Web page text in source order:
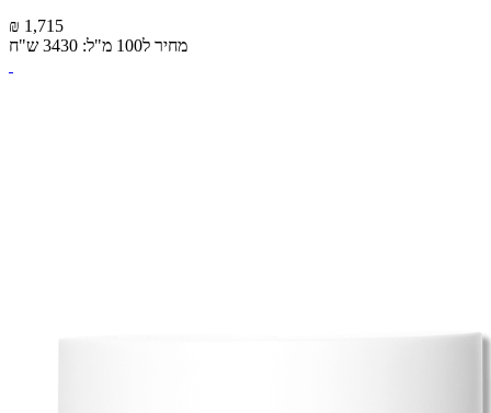
₪ 1,715
מחיר ל100 מ"ל: 3430 ש"ח